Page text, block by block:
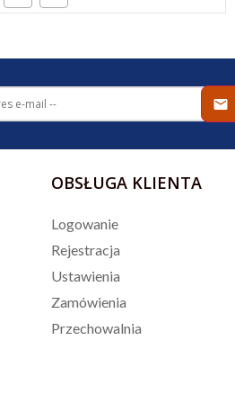
OBSŁUGA KLIENTA
Logowanie
Rejestracja
Ustawienia
Zamówienia
Przechowalnia